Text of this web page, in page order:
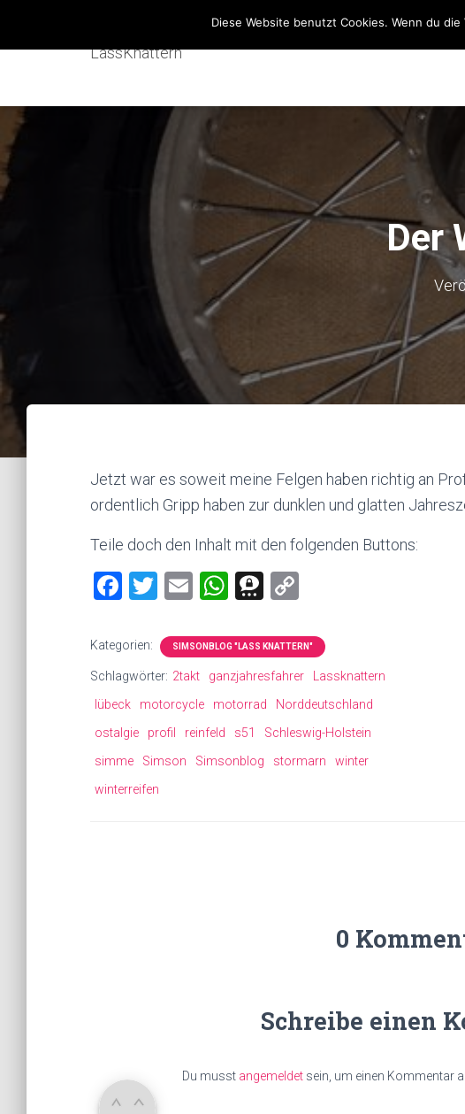
LassKnattern
Der
Jetzt war es soweit meine Felgen haben richtig an
ordentlich Gripp haben zur dunklen und glatten
Teile doch den Inhalt mit den folgenden Buttons:
F
ce
b
o
ok
T
tt
er
E
ai
l
W
at
s
A
p
p
T
ee
m
a
p
y
Li
nk
Kategorien: SIMSONBLOG "LASS KNATTERN"
Schlagwörter: 2takt ganzjahresfahrer
Lassknattern
lübeck
motorcycle motorrad
Norddeutschland
ostalgie
profil reinfeld s51
Schleswig-Holstein
simme
Simson Simsonblog stormarn
winter
winterreifen
0
Schreibe einen
Du musst angemeldet sein, um einen Kommentar
Diese Website benutzt Cookies. Wenn du